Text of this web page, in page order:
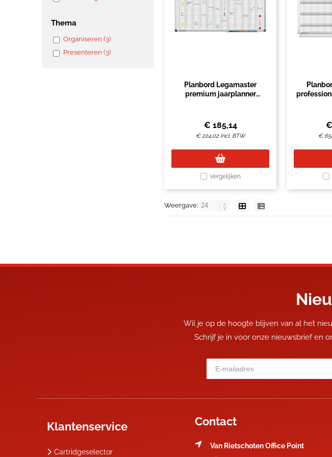
Thema
Organiseren (3)
Presenteren (3)
Planbord Legamaster
premium jaarplanner
€ 185,14
€224,02 Incl. BTW
Vergelijken
€
€
Weergave:
Wil je op de hoogte blijven van al het
Schrijf je in voor onze nieuwsbrief en
Klantenservice
Cartridgeselector
Contact
Van Rietschoten Office Point